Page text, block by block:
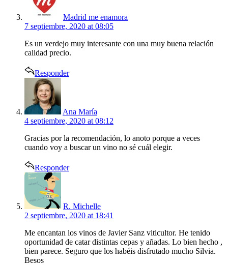
Madrid me enamora
7 septiembre, 2020 at 08:05
Es un verdejo muy interesante con una muy buena relación
calidad precio.
Responder
Ana María
4 septiembre, 2020 at 08:12
Gracias por la recomendación, lo anoto porque a veces
cuando voy a buscar un vino no sé cuál elegir.
Responder
R. Michelle
2 septiembre, 2020 at 18:41
Me encantan los vinos de Javier Sanz viticultor. He tenido
oportunidad de catar distintas cepas y añadas. Lo bien hecho ,
bien parece. Seguro que los habéis disfrutado mucho Silvia.
Besos